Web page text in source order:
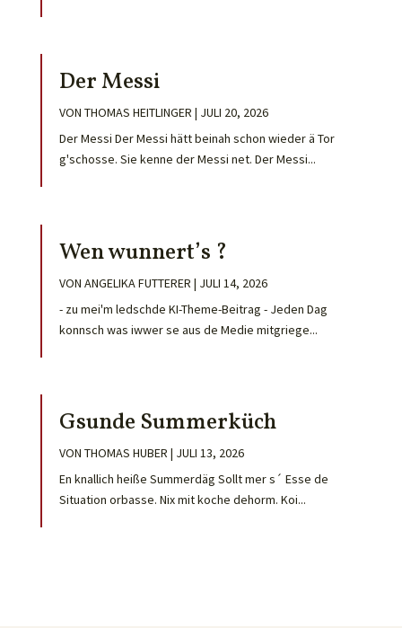
Der Messi
VON THOMAS HEITLINGER | JULI 20, 2026
Der Messi Der Messi hätt beinah schon wieder ä Tor
g'schosse. Sie kenne der Messi net. Der Messi...
Wen wunnert’s ?
VON ANGELIKA FUTTERER | JULI 14, 2026
- zu mei'm ledschde KI-Theme-Beitrag - Jeden Dag
konnsch was iwwer se aus de Medie mitgriege...
Gsunde Summerküch
VON THOMAS HUBER | JULI 13, 2026
En knallich heiße Summerdäg Sollt mer s´ Esse de
Situation orbasse. Nix mit koche dehorm. Koi...